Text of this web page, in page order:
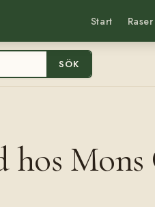
Start Raser
SÖK